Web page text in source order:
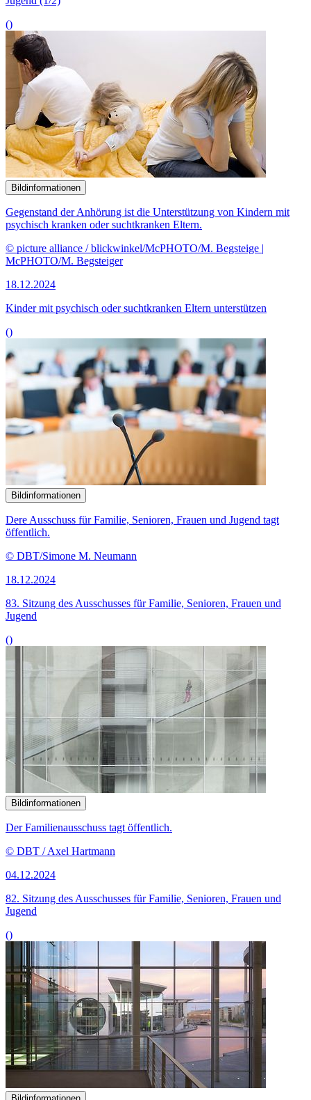
()
Bildinformationen
Gegenstand der Anhörung ist die Unterstützung von Kindern mit
psychisch kranken oder suchtkranken Eltern.
© picture alliance / blickwinkel/McPHOTO/M. Begsteige |
McPHOTO/M. Begsteiger
18.12.2024
Kinder mit psychisch oder suchtkranken Eltern unterstützen
()
Bildinformationen
Dere Ausschuss für Familie, Senioren, Frauen und Jugend tagt
öffentlich.
© DBT/Simone M. Neumann
18.12.2024
83. Sitzung des Ausschusses für Familie, Senioren, Frauen und
Jugend
()
Bildinformationen
Der Familienausschuss tagt öffentlich.
© DBT / Axel Hartmann
04.12.2024
82. Sitzung des Ausschusses für Familie, Senioren, Frauen und
Jugend
()